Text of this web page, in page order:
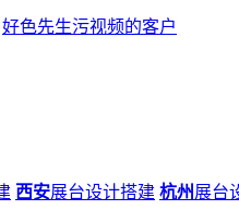
好色先生污视频的客户
西安展台设计搭建 杭州展台